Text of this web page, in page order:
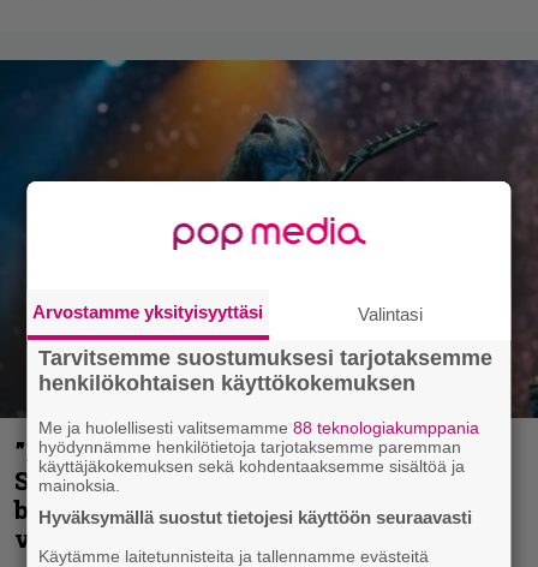
”He ovat tuoneet soittoon jotain uutta” –
Sepulturan Andreas Kisser nimeää
bändin, jonka riffit ovat tehneet
vaikutuksen
Arvostamme yksityisyyttäsi Valintasi
Tarvitsemme suostumuksesi tarjotaksemme
henkilökohtaisen käyttökokemuksen
Me ja huolellisesti valitsemamme88 teknologiakumppania
hyödynnämme henkilötietoja tarjotaksemme paremman
käyttäjäkokemuksen sekä kohdentaaksemme sisältöä ja
mainoksia.
Hyväksymällä suostut tietojesi käyttöön seuraavasti
Käytämme laitetunnisteita ja tallennamme evästeitä